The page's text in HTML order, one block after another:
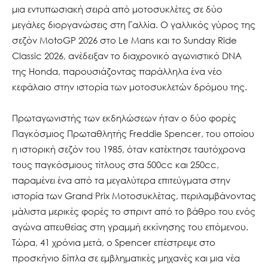
μια εντυπωσιακή σειρά από μοτοσυκλέτες σε δύο
μεγάλες διοργανώσεις στη Γαλλία. Ο γαλλικός γύρος της
σεζόν MotoGP 2026 στο Le Mans και το Sunday Ride
Classic 2026, ανέδειξαν το διαχρονικό αγωνιστικό DNA
της Honda, παρουσιάζοντας παράλληλα ένα νέο
κεφάλαιο στην ιστορία των μοτοσυκλετών δρόμου της.
Πρωταγωνιστής των εκδηλώσεων ήταν ο δύο φορές
Παγκόσμιος Πρωταθλητής Freddie Spencer, του οποίου
η ιστορική σεζόν του 1985, όταν κατέκτησε ταυτόχρονα
τους παγκόσμιους τίτλους στα 500cc και 250cc,
παραμένει ένα από τα μεγαλύτερα επιτεύγματα στην
ιστορία των Grand Prix Μοτοσυκλέτας, περιλαμβάνοντας
μάλιστα μερικές φορές το σπριντ από το βάθρο του ενός
αγώνα απευθείας στη γραμμή εκκίνησης του επόμενου.
Τώρα, 41 χρόνια μετά, ο Spencer επέστρεψε στο
προσκήνιο δίπλα σε εμβληματικές μηχανές και μια νέα